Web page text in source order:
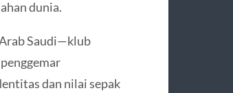
dunia.
Saudi—klub
dan nilai sepak